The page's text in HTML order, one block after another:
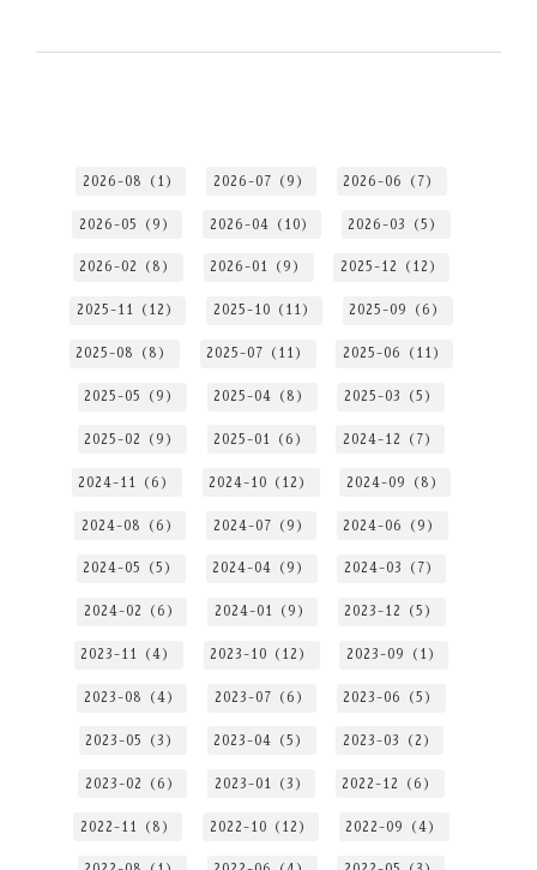
2026-08（1） 2026-07（9） 2026-06（7）
2026-05（9） 2026-04（10） 2026-03（5）
2026-02（8） 2026-01（9） 2025-12（12）
2025-11（12） 2025-10（11） 2025-09（6）
2025-08（8） 2025-07（11） 2025-06（11）
2025-05（9） 2025-04（8） 2025-03（5）
2025-02（9） 2025-01（6） 2024-12（7）
2024-11（6） 2024-10（12） 2024-09（8）
2024-08（6） 2024-07（9） 2024-06（9）
2024-05（5） 2024-04（9） 2024-03（7）
2024-02（6） 2024-01（9） 2023-12（5）
2023-11（4） 2023-10（12） 2023-09（1）
2023-08（4） 2023-07（6） 2023-06（5）
2023-05（3） 2023-04（5） 2023-03（2）
2023-02（6） 2023-01（3） 2022-12（6）
2022-11（8） 2022-10（12） 2022-09（4）